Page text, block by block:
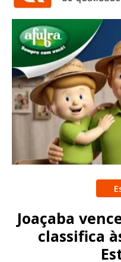
Joaçaba
classifica